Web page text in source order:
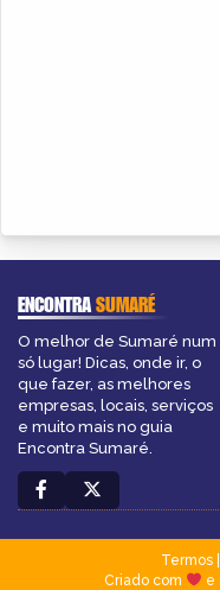
ENCONTRASUMARÉ
O melhor de Sumaré num
só lugar! Dicas, onde ir, o
que fazer, as melhores
empresas, locais, serviços
e muito mais no guia
Encontra Sumaré.
Termos|
Criado com
e